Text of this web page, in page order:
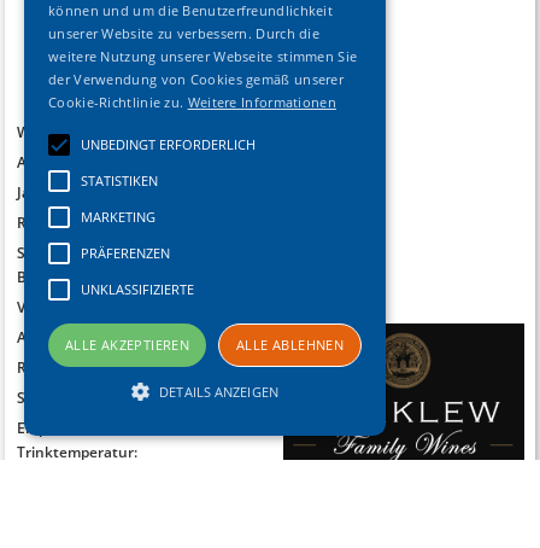
Weinart:
Anbaugebiet:
Jahrgang:
Rebe(n):
Sensorische
Beschreibung:
Verpackungseinheit:
13.00 %
Alkohol (%):
Restsüße:
1.20
Säuregehalt:
6.10g/l
Empf.
Trinktemperatur:
können und um die Benutzerfreundlichkeit
unserer Website zu verbessern. Durch die
weitere Nutzung unserer Webseite stimmen Sie
der Verwendung von Cookies gemäß unserer
Cookie-Richtlinie zu. Weitere Informationen
UNBEDINGT ERFORDERLICH
STATISTIKEN
MARKETING
PRÄFERENZEN
UNKLASSIFIZIERTE
ALLE AKZEPTIEREN ALLE ABLEHNEN
DETAILS ANZEIGEN